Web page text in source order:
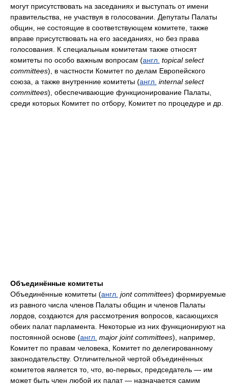
могут присутствовать на заседаниях и выступать от имени
правительства, не участвуя в голосовании. Депутаты Палаты
общин, не состоящие в соответствующем комитете, также
вправе присутствовать на его заседаниях, но без права
голосования. К специальным комитетам также относят
комитеты по особо важным вопросам (англ. topical select
committees), в частности Комитет по делам Европейского
союза, а также внутренние комитеты (англ. internal select
committees), обеспечивающие функционирование Палаты,
среди которых Комитет по отбору, Комитет по процедуре и др.
Объединённые комитеты
Объединённые комитеты (англ. jont committees) формируемые
из равного числа членов Палаты общин и членов Палаты
лордов, создаются для рассмотрения вопросов, касающихся
обеих палат парламента. Некоторые из них функционируют на
постоянной основе (англ. major joint committees), например,
Комитет по правам человека, Комитет по делегированному
законодательству. Отличительной чертой объединённых
комитетов является то, что, во-первых, председатель — им
может быть член любой их палат — назначается самим